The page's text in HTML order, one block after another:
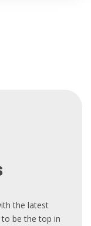
the latest
be the top in